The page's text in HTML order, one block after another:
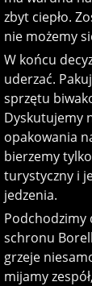
zbyt ciepło.
nie możemy
W końcu
uderzać.
sprzętu
Dyskutujemy
opakowania
bierzemy
turystyczny i
jedzenia.
Podchodzimy
schronu
grzeje
mijamy